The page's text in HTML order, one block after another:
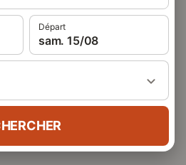
Départ
sam. 15/08